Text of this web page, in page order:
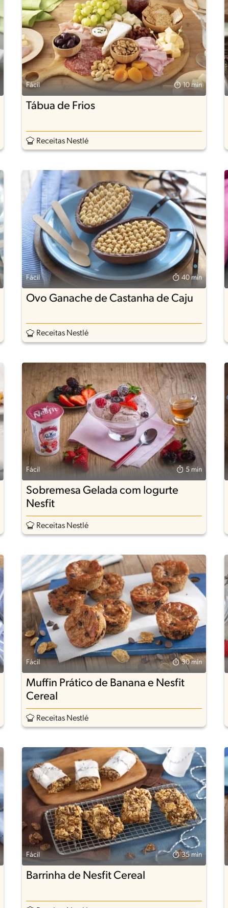
Fácil 10 min
Tábua de Frios
Receitas Nestlé
Fácil 40 min
Ovo Ganache de Castanha de Caju
Receitas Nestlé
Fácil 5 min
Sobremesa Gelada com Iogurte
Nesfit
Receitas Nestlé
Fácil 30 min
Muffin Prático de Banana e Nesfit
Cereal
Receitas Nestlé
Fácil 35 min
Barrinha de Nesfit Cereal